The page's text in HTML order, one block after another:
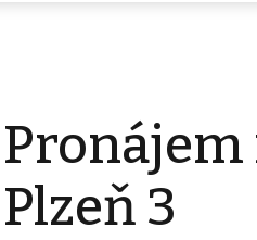
Pronájem
Plzeň 3